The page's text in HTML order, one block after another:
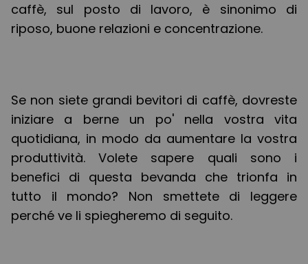
caffè, sul posto di lavoro, è sinonimo di
riposo, buone relazioni e concentrazione.
Se non siete grandi bevitori di caffè, dovreste
iniziare a berne un po' nella vostra vita
quotidiana, in modo da aumentare la vostra
produttività. Volete sapere quali sono i
benefici di questa bevanda che trionfa in
tutto il mondo? Non smettete di leggere
perché ve li spiegheremo di seguito.